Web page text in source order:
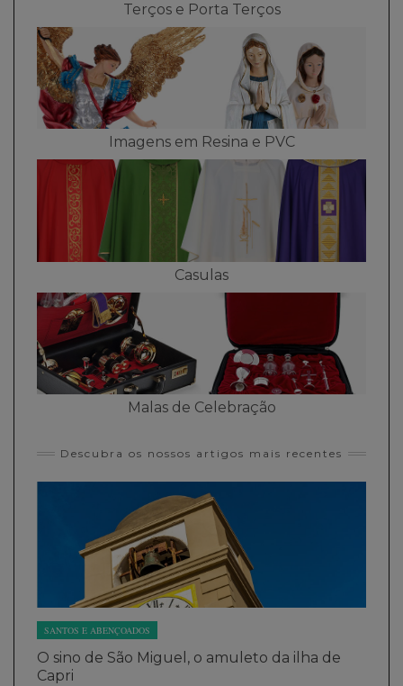
Terços e Porta Terços
Imagens em Resina e PVC
Casulas
Malas de Celebração
Descubra os nossos artigos mais recentes
SANTOS E ABENÇOADOS
O sino de São Miguel, o amuleto da ilha de
Capri